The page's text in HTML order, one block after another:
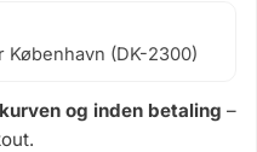
(DK-2300)
og inden betaling –